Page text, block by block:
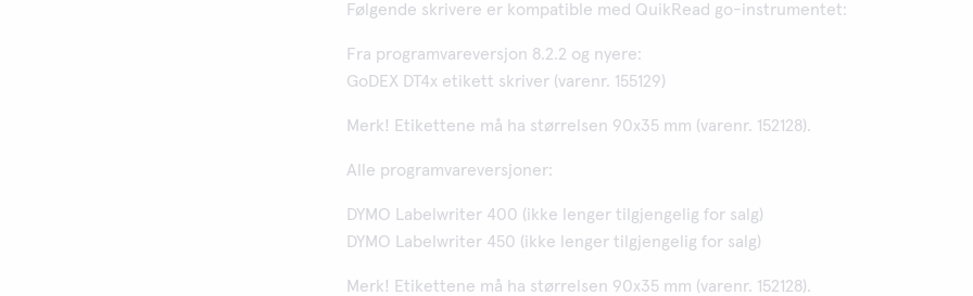
Følgende skrivere er kompatible med QuikRead go-instrumentet:
Fra programvareversjon 8.2.2 og nyere:
GoDEX DT4x etikett skriver (varenr. 155129)
Merk! Etikettene må ha størrelsen 90x35 mm (varenr. 152128).
Alle programvareversjoner:
DYMO Labelwriter 400 (ikke lenger tilgjengelig for salg)
DYMO Labelwriter 450 (ikke lenger tilgjengelig for salg)
Merk! Etikettene må ha størrelsen 90x35 mm (varenr. 152128).